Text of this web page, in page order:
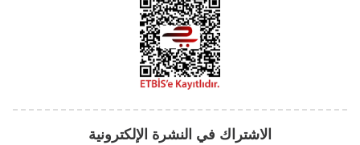
الاشتراك في النشرة الإلكترونية